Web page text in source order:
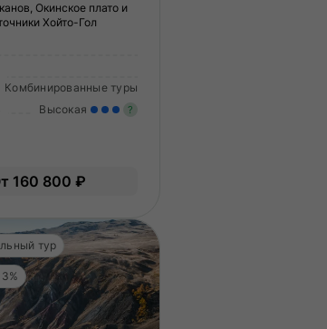
физически
Окинское плато и
Хойто-Гол
Комбинированные туры
Высокая ?
160 800 ₽
тур